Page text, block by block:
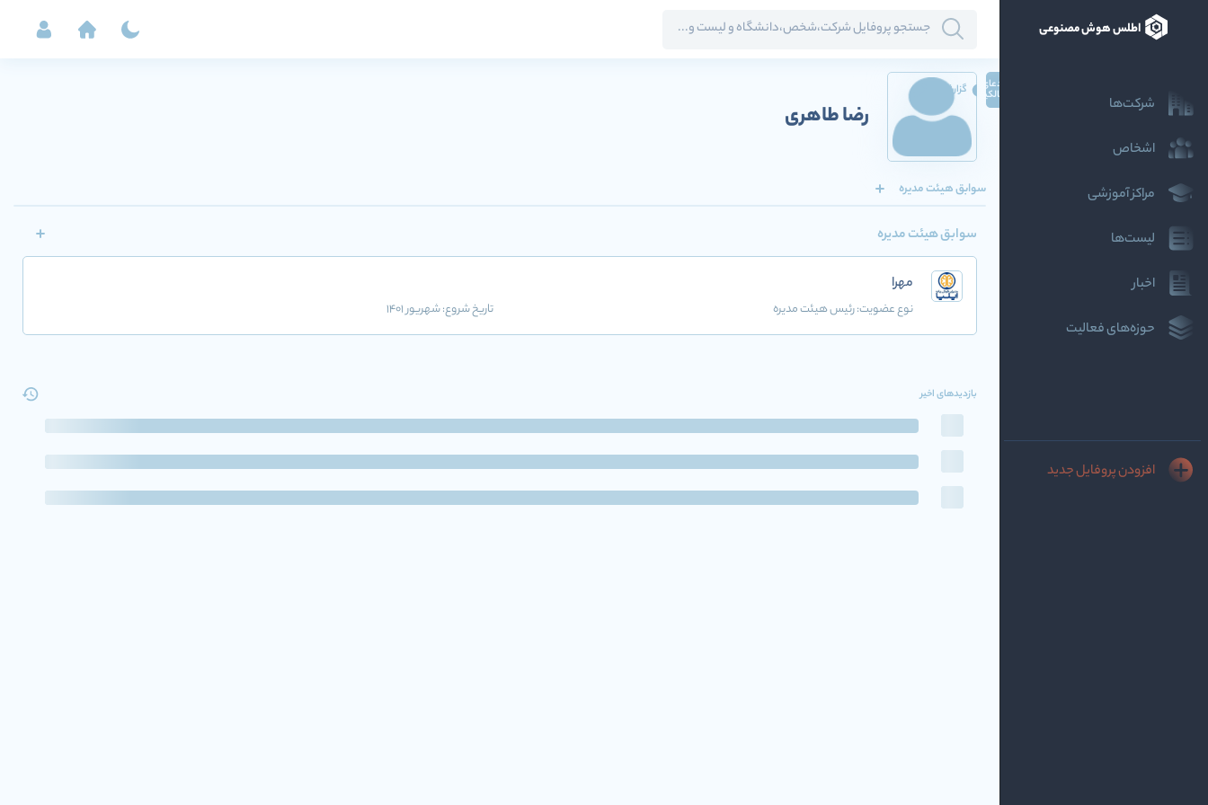
اطلس هوش مصنوعی
شرکت‌ها
اشخاص
مراکز آموزشی
لیست‌ها
اخبار
حوزه‌های فعالیت
افزودن پروفایل جدید
رضا طاهری
ادعای
مالکیت گزارش
سوابق هیئت مدیره
سوابق هیئت مدیره
مهرا
نوع عضویت:رئیس هیئت مدیره تاریخ شروع:شهریور 1401
بازدیدهای اخیر